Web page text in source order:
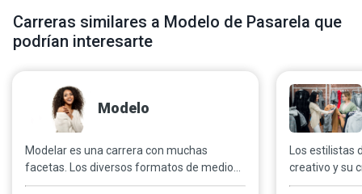
Carreras similares a Modelo de Pasarela que
podrían interesarte
Modelo
Modelar es una carrera con muchas
facetas. Los diversos formatos de medios
y tipos de modelaje hacen que sea una
Los estilistas
creativo y su
asegurarse